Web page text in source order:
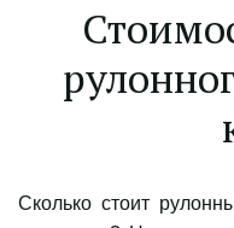
Сколько стоит